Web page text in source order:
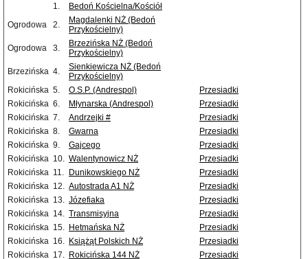
1.
Bedoń Kościelna/Kościół
Ogrodowa
2.
Magdalenki NŻ (Bedoń
Przykościelny)
Ogrodowa
3.
Brzezińska NŻ (Bedoń
Przykościelny)
Brzezińska 4.
Sienkiewicza NŻ (Bedoń
Przykościelny)
Rokicińska 5. O.S.P. (Andrespol)
Przesiadki
Rokicińska 6. Młynarska (Andrespol)
Przesiadki
Rokicińska 7. Andrzejki #
Przesiadki
Rokicińska 8. Gwarna
Przesiadki
Rokicińska 9. Gajcego
Przesiadki
Rokicińska 10. Walentynowicz NŻ
Przesiadki
Rokicińska 11. Dunikowskiego NŻ
Przesiadki
Rokicińska 12. Autostrada A1 NŻ
Przesiadki
Rokicińska 13. Józefiaka
Przesiadki
Rokicińska 14. Transmisyjna
Przesiadki
Rokicińska 15. Hetmańska NŻ
Przesiadki
Rokicińska 16. Książąt Polskich NŻ
Przesiadki
Rokicińska 17. Rokicińska 144 NŻ
Przesiadki